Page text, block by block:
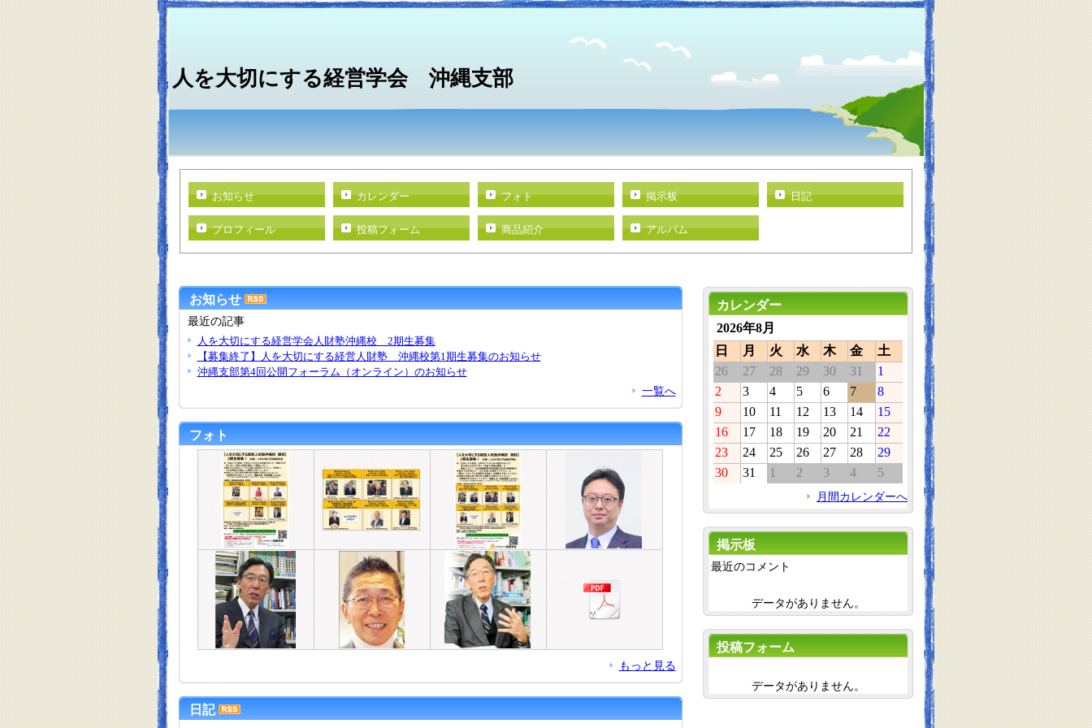
人を大切にする経営学会 沖縄支部
お知らせ カレンダー フォト 掲示板 日記
プロフィール 投稿フォーム 商品紹介 アルバム
お知らせ
最近の記事
人を大切にする経営学会人財塾沖縄校 2期生募集
【募集終了】人を大切にする経営人財塾 沖縄校第1期生募集のお知らせ
沖縄支部第4回公開フォーラム（オンライン）のお知らせ
一覧へ
フォト
もっと見る
日記
カレンダー
2026年8月
日
月 火 水 木 金
土
26
27 28 29 30 31
1
2
3 4 5 6 7
8
9
10 11 12 13 14
15
16
17 18 19 20 21
22
23
24 25 26 27 28
29
30
31 1 2 3 4 5
月間カレンダーへ
掲示板
最近のコメント
データがありません。
投稿フォーム
データがありません。